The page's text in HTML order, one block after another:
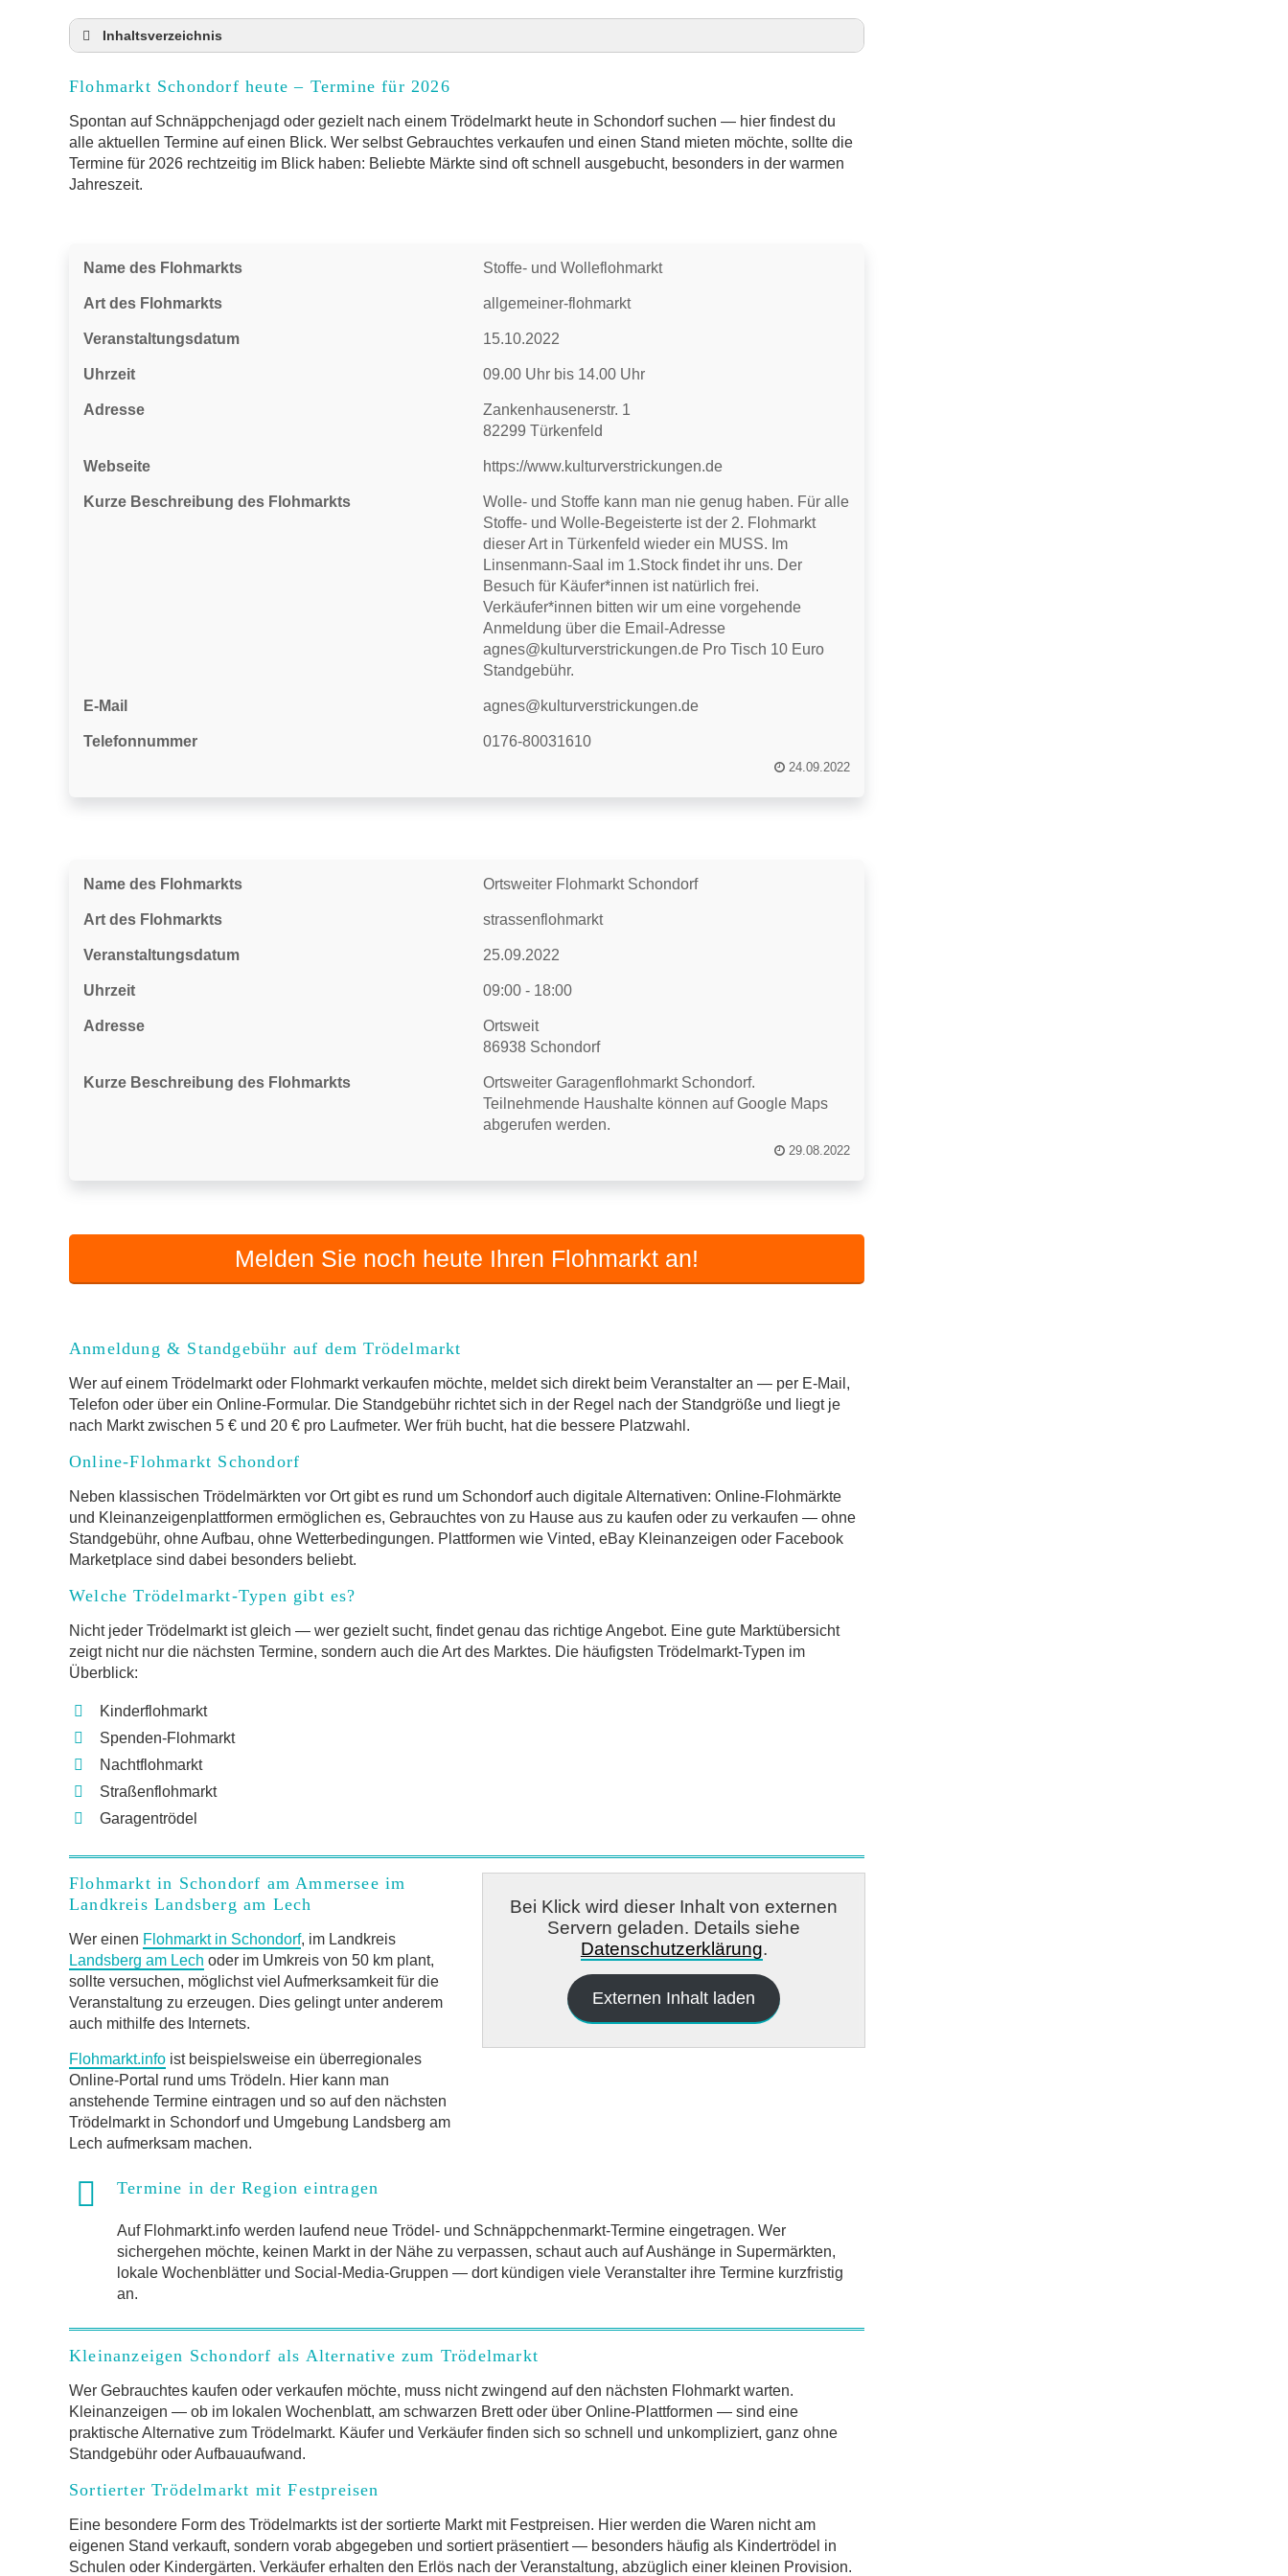
Inhaltsverzeichnis
Anmeldung & Standgebühr auf dem Trödelmarkt
Online-Flohmarkt Schondorf
Welche Trödelmarkt-Typen gibt es?
Aktuelle Flohmarkt-Termine für Schondorf und Umgebung
Flohmarkt Schondorf heute – Termine für 2026
Spontan auf Schnäppchenjagd oder gezielt nach einem Trödelmarkt heute in Schondorf suchen — hier findest du
alle aktuellen Termine auf einen Blick. Wer selbst Gebrauchtes verkaufen und einen Stand mieten möchte, sollte die
Termine für 2026 rechtzeitig im Blick haben: Beliebte Märkte sind oft schnell ausgebucht, besonders in der warmen
Jahreszeit.
Name des Flohmarkts Stoffe- und Wolleflohmarkt
Art des Flohmarkts allgemeiner-flohmarkt
Veranstaltungsdatum 15.10.2022
Uhrzeit 09.00 Uhr bis 14.00 Uhr
Adresse
Zankenhausenerstr. 1
82299 Türkenfeld
Webseite https://www.kulturverstrickungen.de
Kurze Beschreibung des Flohmarkts
Wolle- und Stoffe kann man nie genug haben. Für alle
Stoffe- und Wolle-Begeisterte ist der 2. Flohmarkt
dieser Art in Türkenfeld wieder ein MUSS. Im
Linsenmann-Saal im 1.Stock findet ihr uns. Der
Besuch für Käufer*innen ist natürlich frei.
Verkäufer*innen bitten wir um eine vorgehende
Anmeldung über die Email-Adresse
agnes@kulturverstrickungen.de Pro Tisch 10 Euro
Standgebühr.
E-Mail agnes@kulturverstrickungen.de
Telefonnummer 0176-80031610
24.09.2022
Name des Flohmarkts Ortsweiter Flohmarkt Schondorf
Art des Flohmarkts strassenflohmarkt
Veranstaltungsdatum 25.09.2022
Uhrzeit 09:00 - 18:00
Adresse
Ortsweit
86938 Schondorf
Kurze Beschreibung des Flohmarkts
Ortsweiter Garagenflohmarkt Schondorf.
Teilnehmende Haushalte können auf Google Maps
abgerufen werden.
29.08.2022
Melden Sie noch heute Ihren Flohmarkt an!
Anmeldung & Standgebühr auf dem Trödelmarkt
Wer auf einem Trödelmarkt oder Flohmarkt verkaufen möchte, meldet sich direkt beim Veranstalter an — per E-Mail,
Telefon oder über ein Online-Formular. Die Standgebühr richtet sich in der Regel nach der Standgröße und liegt je
nach Markt zwischen 5 € und 20 € pro Laufmeter. Wer früh bucht, hat die bessere Platzwahl.
Online-Flohmarkt Schondorf
Neben klassischen Trödelmärkten vor Ort gibt es rund um Schondorf auch digitale Alternativen: Online-Flohmärkte
und Kleinanzeigenplattformen ermöglichen es, Gebrauchtes von zu Hause aus zu kaufen oder zu verkaufen — ohne
Standgebühr, ohne Aufbau, ohne Wetterbedingungen. Plattformen wie Vinted, eBay Kleinanzeigen oder Facebook
Marketplace sind dabei besonders beliebt.
Welche Trödelmarkt-Typen gibt es?
Nicht jeder Trödelmarkt ist gleich — wer gezielt sucht, findet genau das richtige Angebot. Eine gute Marktübersicht
zeigt nicht nur die nächsten Termine, sondern auch die Art des Marktes. Die häufigsten Trödelmarkt-Typen im
Überblick:
Kinderflohmarkt
Spenden-Flohmarkt
Nachtflohmarkt
Straßenflohmarkt
Garagentrödel
Flohmarkt in Schondorf am Ammersee im
Landkreis Landsberg am Lech
Wer einen Flohmarkt in Schondorf, im Landkreis
Landsberg am Lech oder im Umkreis von 50 km plant,
sollte versuchen, möglichst viel Aufmerksamkeit für die
Veranstaltung zu erzeugen. Dies gelingt unter anderem
auch mithilfe des Internets.
Flohmarkt.info ist beispielsweise ein überregionales
Online-Portal rund ums Trödeln. Hier kann man
anstehende Termine eintragen und so auf den nächsten
Trödelmarkt in Schondorf und Umgebung Landsberg am
Lech aufmerksam machen.
Bei Klick wird dieser Inhalt von externen
Servern geladen. Details siehe
Datenschutzerklärung.
Externen Inhalt laden
Termine in der Region eintragen
Auf Flohmarkt.info werden laufend neue Trödel- und Schnäppchenmarkt-Termine eingetragen. Wer
sichergehen möchte, keinen Markt in der Nähe zu verpassen, schaut auch auf Aushänge in Supermärkten,
lokale Wochenblätter und Social-Media-Gruppen — dort kündigen viele Veranstalter ihre Termine kurzfristig
an.
Kleinanzeigen Schondorf als Alternative zum Trödelmarkt
Wer Gebrauchtes kaufen oder verkaufen möchte, muss nicht zwingend auf den nächsten Flohmarkt warten.
Kleinanzeigen — ob im lokalen Wochenblatt, am schwarzen Brett oder über Online-Plattformen — sind eine
praktische Alternative zum Trödelmarkt. Käufer und Verkäufer finden sich so schnell und unkompliziert, ganz ohne
Standgebühr oder Aufbauaufwand.
Sortierter Trödelmarkt mit Festpreisen
Eine besondere Form des Trödelmarkts ist der sortierte Markt mit Festpreisen. Hier werden die Waren nicht am
eigenen Stand verkauft, sondern vorab abgegeben und sortiert präsentiert — besonders häufig als Kindertrödel in
Schulen oder Kindergärten. Verkäufer erhalten den Erlös nach der Veranstaltung, abzüglich einer kleinen Provision.